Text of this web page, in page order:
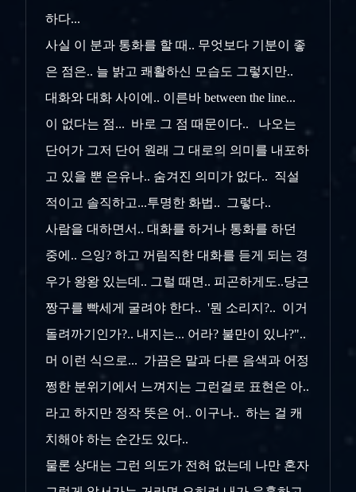
하다...
사실 이 분과 통화를 할 때.. 무엇보다 기분이 좋
은 점은.. 늘 밝고 쾌활하신 모습도 그렇지만..
대화와 대화 사이에.. 이른바 between the line...
이 없다는 점... 바로 그 점 때문이다.. 나오는
단어가 그저 단어 원래 그 대로의 의미를 내포하
고 있을 뿐 은유나.. 숨겨진 의미가 없다.. 직설
적이고 솔직하고...투명한 화법.. 그렇다..
사람을 대하면서.. 대화를 하거나 통화를 하던
중에.. 으잉? 하고 꺼림직한 대화를 듣게 되는 경
우가 왕왕 있는데.. 그럴 때면.. 피곤하게도..당근
짱구를 빡세게 굴려야 한다.. '뭔 소리지?.. 이거
돌려까기인가?.. 내지는... 어라? 불만이 있나?"..
머 이런 식으로... 가끔은 말과 다른 음색과 어정
쩡한 분위기에서 느껴지는 그런걸로 표현은 아..
라고 하지만 정작 뜻은 어.. 이구나.. 하는 걸 캐
치해야 하는 순간도 있다..
물론 상대는 그런 의도가 전혀 없는데 나만 혼자